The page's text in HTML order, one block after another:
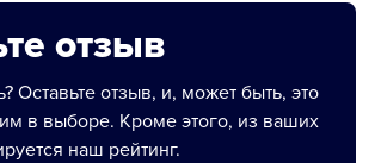
отзыв
Оставьте отзыв, и, может быть, это
в выборе. Кроме этого, из ваших
наш рейтинг.